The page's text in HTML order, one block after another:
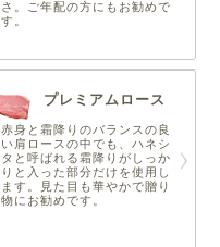
さ。ご年配の方にもお勧めで
す。
プレミアムロース
赤身と霜降りのバランスの良
い肩ロースの中でも、ハネシ
タと呼ばれる霜降りがしっか
りと入った部分だけを使用し
ます。見た目も華やかで贈り
物にお勧めです。